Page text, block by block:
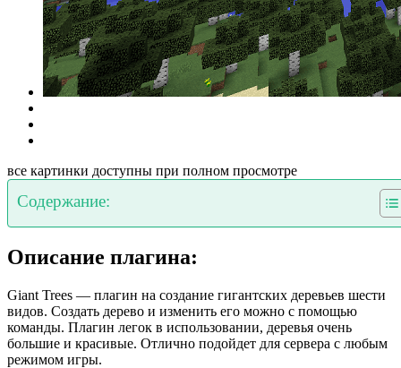
все картинки доступны при полном просмотре
Содержание:
Описание плагина:
Giant Trees — плагин на создание гигантских деревьев шести
видов. Создать дерево и изменить его можно с помощью
команды. Плагин легок в использовании, деревья очень
большие и красивые. Отлично подойдет для сервера с любым
режимом игры.